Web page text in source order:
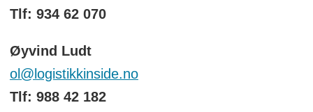
Tlf: 934 62 070
Øyvind Ludt
ol@logistikkinside.no
Tlf: 988 42 182